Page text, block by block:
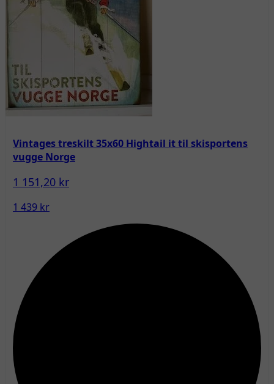
Vintages treskilt 35x60 Hightail it til skisportens
vugge Norge
1 151,20 kr
1 439 kr